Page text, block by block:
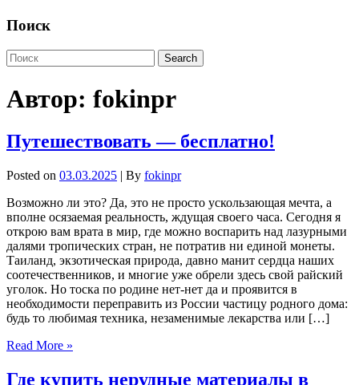
Поиск
Автор: fokinpr
Путешествовать — бесплатно!
Posted on 03.03.2025 | By fokinpr
Возможно ли это? Да, это не просто ускользающая мечта, а
вполне осязаемая реальность, ждущая своего часа. Сегодня я
открою вам врата в мир, где можно воспарить над лазурными
далями тропических стран, не потратив ни единой монеты.
Таиланд, экзотическая природа, давно манит сердца наших
соотечественников, и многие уже обрели здесь свой райский
уголок. Но тоска по родине нет-нет да и проявится в
необходимости переправить из России частицу родного дома:
будь то любимая техника, незаменимые лекарства или […]
Read More »
Где купить нерудные материалы в